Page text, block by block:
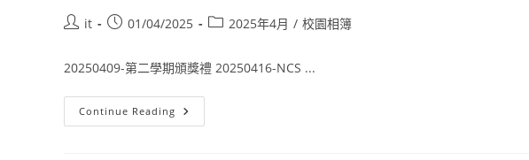
it 01/04/2025 2025年4月 / 校園相簿
20250409-第二學期頒獎禮 20250416-NCS ...
Continue Reading